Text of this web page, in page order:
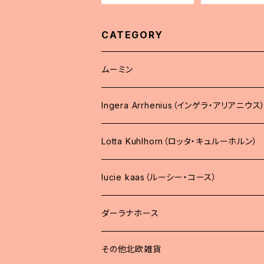
CATEGORY
ムーミン
Ingera Arrhenius（インゲラ・アリアニウス
Lotta Kuhlhorn（ロッタ・キュルーホルン）
lucie kaas（ルーシー・コース）
ダーラナホース
その他北欧雑貨